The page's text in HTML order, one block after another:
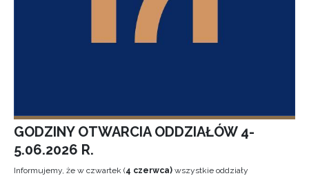
GODZINY OTWARCIA ODDZIAŁÓW 4-
5.06.2026 R.
Informujemy, że w czwartek (4 czerwca) wszystkie oddziały